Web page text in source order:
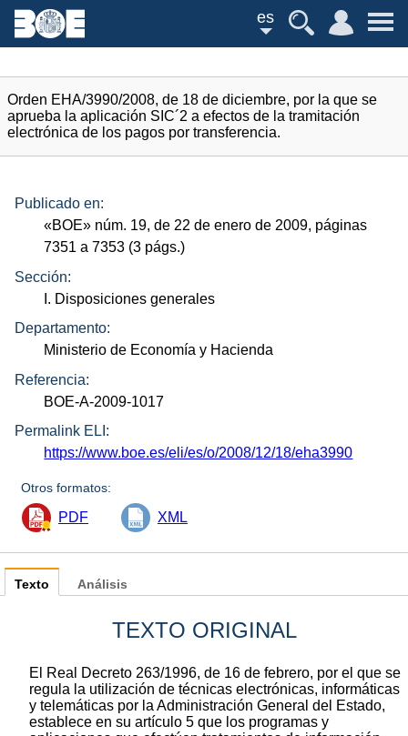
es
Orden EHA/3990/2008, de 18 de diciembre, por la que se
aprueba la aplicación SIC´2 a efectos de la tramitación
electrónica de los pagos por transferencia.
Publicado en:
«BOE» núm. 19, de 22 de enero de 2009, páginas
7351 a 7353 (3 págs.)
Sección:
I. Disposiciones generales
Departamento:
Ministerio de Economía y Hacienda
Referencia:
BOE-A-2009-1017
Permalink ELI:
https://www.boe.es/eli/es/o/2008/12/18/eha3990
Otros formatos:
PDF XML
Texto
TEXTO ORIGINAL
El Real Decreto 263/1996, de 16 de febrero, por el que se
regula la utilización de técnicas electrónicas, informáticas
y telemáticas por la Administración General del Estado,
establece en su artículo 5 que los programas y
Análisis